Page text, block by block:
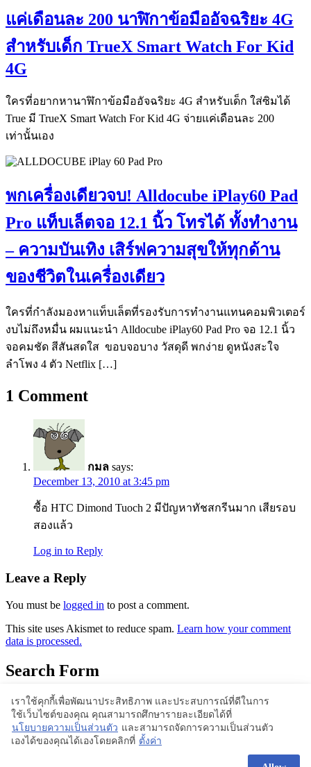
แค่เดือนละ 200 นาฬิกาข้อมืออัจฉริยะ 4G
สำหรับเด็ก TrueX Smart Watch For Kid
4G
ใครที่อยากหานาฬิกาข้อมืออัจฉริยะ 4G สำหรับเด็ก ใส่ซิมได้
True มี TrueX Smart Watch For Kid 4G จ่ายแค่เดือนละ 200
เท่านั้นเอง
พกเครื่องเดียวจบ! Alldocube iPlay60 Pad
Pro แท็บเล็ตจอ 12.1 นิ้ว โทรได้ ทั้งทำงาน
– ความบันเทิง เสิร์ฟความสุขให้ทุกด้าน
ของชีวิตในเครื่องเดียว
ใครที่กำลังมองหาแท็บเล็ตที่รองรับการทำงานแทนคอมพิวเตอร์
งบไม่ถึงหมื่น ผมแนะนำ Alldocube iPlay60 Pad Pro จอ 12.1 นิ้ว
จอคมชัด สีสันสดใส ขอบจอบาง วัสดุดี พกง่าย ดูหนังสะใจ
ลำโพง 4 ตัว Netflix […]
1 Comment
กมล says:
December 13, 2010 at 3:45 pm
ซื้อ HTC Dimond Tuoch 2 มีปัญหาทัชสกรีนมาก เสียรอบ
สองแล้ว
Log in to Reply
Leave a Reply
You must be logged in to post a comment.
This site uses Akismet to reduce spam. Learn how your comment
data is processed.
Search Form
Proudly powered by WordPress | Theme: BlogStyle
เราใช้คุกกี้เพื่อพัฒนาประสิทธิภาพ และประสบการณ์ที่ดีในการ
ใช้เว็บไซต์ของคุณ คุณสามารถศึกษารายละเอียดได้ที่
นโยบายความเป็นส่วนตัว และสามารถจัดการความเป็นส่วนตัว
เองได้ของคุณได้เองโดยคลิกที่ ตั้งค่า